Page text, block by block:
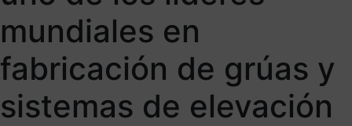
mundiales en
fabricación de grúas y
sistemas de elevación